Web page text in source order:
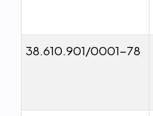
38.610.901/0001-78